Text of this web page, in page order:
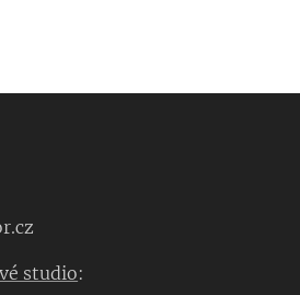
studio: